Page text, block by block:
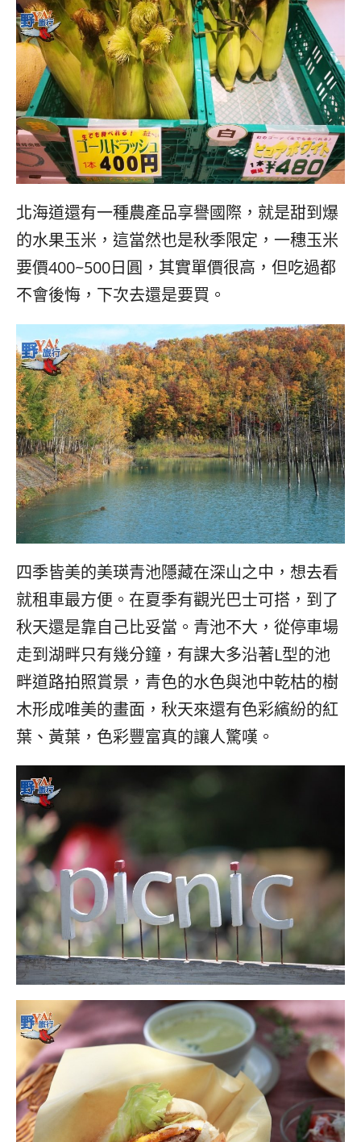
北海道還有一種農產品享譽國際，就是甜到爆
的水果玉米，這當然也是秋季限定，一穗玉米
要價400~500日圓，其實單價很高，但吃過都
不會後悔，下次去還是要買。
四季皆美的美瑛青池隱藏在深山之中，想去看
就租車最方便。在夏季有觀光巴士可搭，到了
秋天還是靠自己比妥當。青池不大，從停車場
走到湖畔只有幾分鐘，有課大多沿著L型的池
畔道路拍照賞景，青色的水色與池中乾枯的樹
木形成唯美的畫面，秋天來還有色彩繽紛的紅
葉、黃葉，色彩豐富真的讓人驚嘆。